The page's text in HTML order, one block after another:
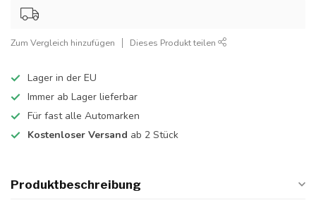
Zum Vergleich hinzufügen Dieses Produkt teilen
Lager in der EU
Immer ab Lager lieferbar
Für fast alle Automarken
Kostenloser Versand ab 2 Stück
Produktbeschreibung